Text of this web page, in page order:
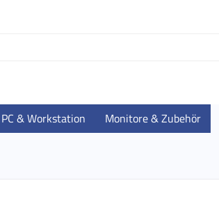
PC & Workstation Monitore & Zubehör